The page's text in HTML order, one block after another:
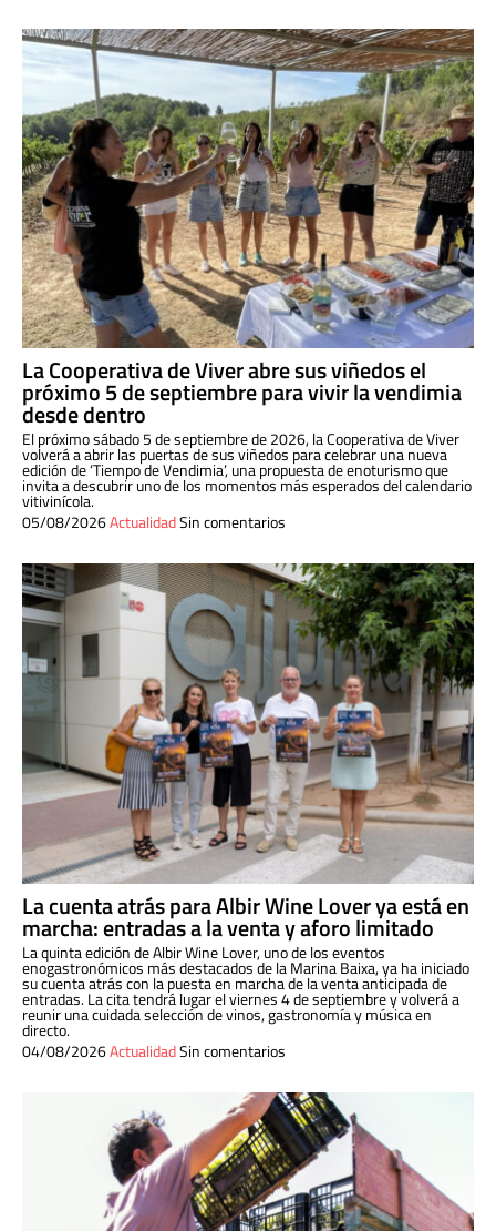
La Cooperativa de Viver abre sus viñedos el
próximo 5 de septiembre para vivir la vendimia
desde dentro
El próximo sábado 5 de septiembre de 2026, la Cooperativa de Viver
volverá a abrir las puertas de sus viñedos para celebrar una nueva
edición de ‘Tiempo de Vendimia’, una propuesta de enoturismo que
invita a descubrir uno de los momentos más esperados del calendario
vitivinícola.
05/08/2026ActualidadSin comentarios
La cuenta atrás para Albir Wine Lover ya está en
marcha: entradas a la venta y aforo limitado
La quinta edición de Albir Wine Lover, uno de los eventos
enogastronómicos más destacados de la Marina Baixa, ya ha iniciado
su cuenta atrás con la puesta en marcha de la venta anticipada de
entradas. La cita tendrá lugar el viernes 4 de septiembre y volverá a
reunir una cuidada selección de vinos, gastronomía y música en
directo.
04/08/2026ActualidadSin comentarios